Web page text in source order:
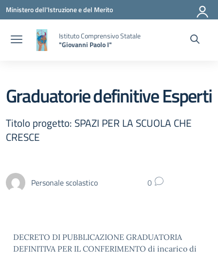
Vai ai contenuti
Vai al menu di navigazione
Vai al footer
Ministero dell'Istruzione e del Merito
Istituto Comprensivo Statale
"Giovanni Paolo I"
Graduatorie definitive Esperti
Titolo progetto: SPAZI PER LA SCUOLA CHE
CRESCE
Personale scolastico 0
DECRETO DI PUBBLICAZIONE GRADUATORIA
DEFINITIVA PER IL CONFERIMENTO di incarico di